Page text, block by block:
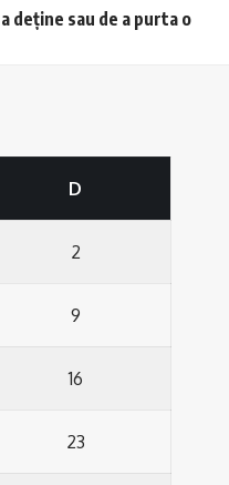
deține sau de a purta o
D
2
9
16
23